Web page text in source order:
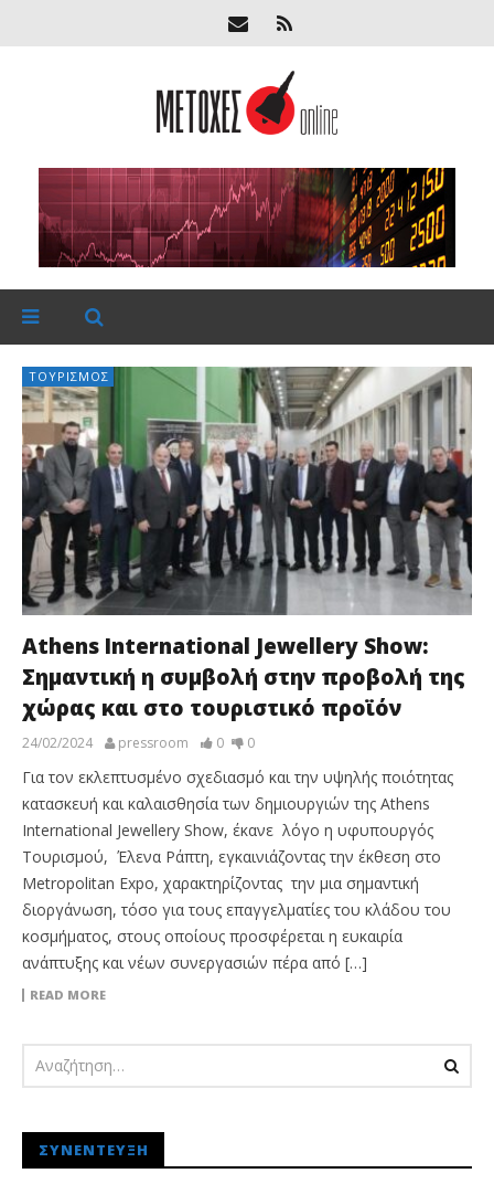
ΤΟΥΡΙΣΜΌΣ
Athens International Jewellery Show:
Σημαντική η συμβολή στην προβολή της
χώρας και στο τουριστικό προϊόν
24/02/2024 pressroom 0 0
Για τον εκλεπτυσμένο σχεδιασμό και την υψηλής ποιότητας
κατασκευή και καλαισθησία των δημιουργιών της Athens
International Jewellery Show, έκανε λόγο η υφυπουργός
Τουρισμού, Έλενα Ράπτη, εγκαινιάζοντας την έκθεση στο
Metropolitan Expo, χαρακτηρίζοντας την μια σημαντική
διοργάνωση, τόσο για τους επαγγελματίες του κλάδου του
κοσμήματος, στους οποίους προσφέρεται η ευκαιρία
ανάπτυξης και νέων συνεργασιών πέρα από […]
READ MORE
ΣΥΝΈΝΤΕΥΞΗ